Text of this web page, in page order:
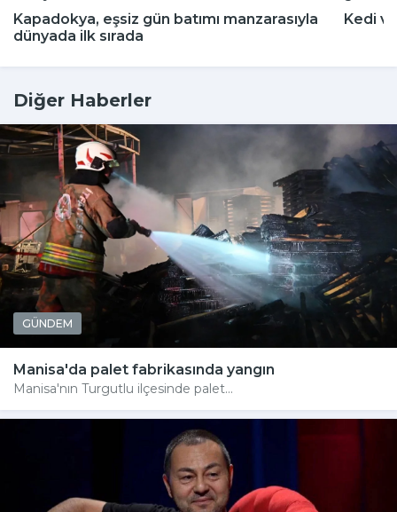
Kapadokya, eşsiz gün batımı manzarasıyla
dünyada ilk sırada
Kedi
Diğer Haberler
GÜNDEM
Manisa'da palet fabrikasında yangın
Manisa'nın Turgutlu ilçesinde palet...